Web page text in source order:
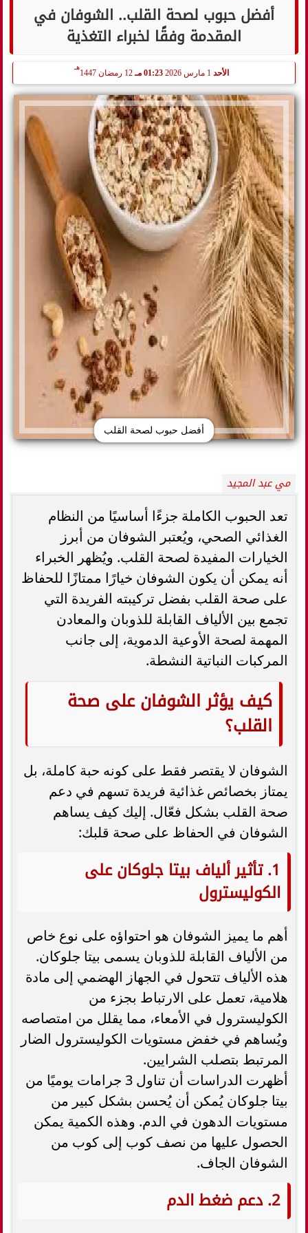
أفضل حبوب لصحة القلب.. الشوفان في
المقدمة وفقًا لخبراء التغذية
الأحد 01:23 مـ 12 رمضان 1447
هـ
أفضل حبوب لصحة القلب
مي عبد المجيد
تعد الحبوب الكاملة جزءًا أساسيًا من النظام
الغذائي الصحي، ويُعتبر الشوفان من أبرز
الخيارات المفيدة لصحة القلب. ويُظهر الخبراء
أنه يمكن أن يكون الشوفان خيارًا ممتازًا للحفاظ
على صحة القلب بفضل تركيبته الفريدة التي
تجمع بين الألياف القابلة للذوبان والمعادن
المهمة لصحة الأوعية الدموية، إلى جانب
المركبات النباتية النشطة.
كيف يؤثر الشوفان على صحة
القلب؟
الشوفان لا يقتصر فقط على كونه حبة كاملة، بل
يمتاز بخصائص غذائية فريدة تسهم في دعم
صحة القلب بشكل فعّال. إليك كيف يساهم
الشوفان في الحفاظ على صحة قلبك:
1. تأثير ألياف بيتا جلوكان على
الكوليسترول
أهم ما يميز الشوفان هو احتواؤه على نوع خاص
من الألياف القابلة للذوبان يسمى بيتا جلوكان.
هذه الألياف تتحول في الجهاز الهضمي إلى مادة
هلامية، تعمل على الارتباط بجزء من
الكوليسترول في الأمعاء، مما يقلل من امتصاصه
ويُساهم في خفض مستويات الكوليسترول الضار
المرتبط بتصلب الشرايين.
أظهرت الدراسات أن تناول 3 جرامات يوميًا من
بيتا جلوكان يُمكن أن يُحسن بشكل كبير من
مستويات الدهون في الدم. وهذه الكمية يمكن
الحصول عليها من نصف كوب إلى كوب من
الشوفان الجاف.
2. دعم ضغط الدم